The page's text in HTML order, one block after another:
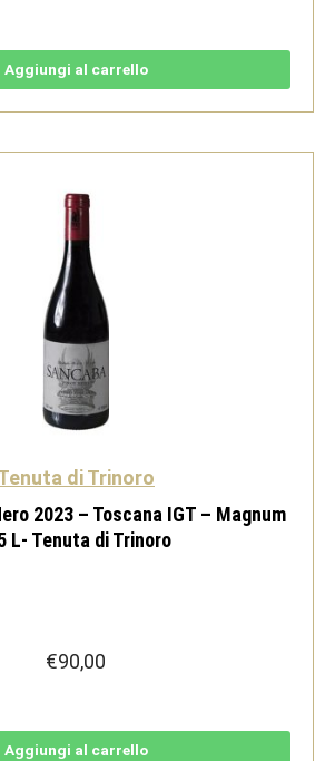
Aggiungi al carrello
di Trinoro
2023 – Toscana IGT – Magnum
L- Tenuta di Trinoro
€90,00
Aggiungi al carrello